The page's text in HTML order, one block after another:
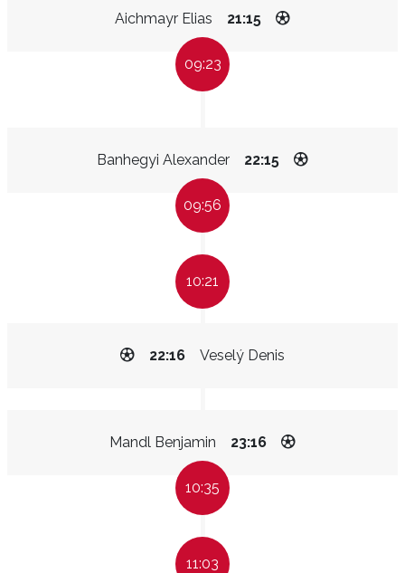
Aichmayr Elias 21:15
09:23
Banhegyi Alexander 22:15
09:56
10:21
Veselý Denis
22:16
Mandl Benjamin 23:16
10:35
11:03